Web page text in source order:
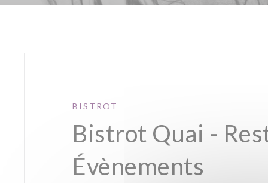
BISTROT
Bistrot Quai -
Évènements